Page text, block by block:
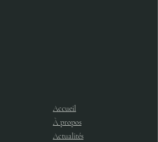
Accueil
À propos
Actualités